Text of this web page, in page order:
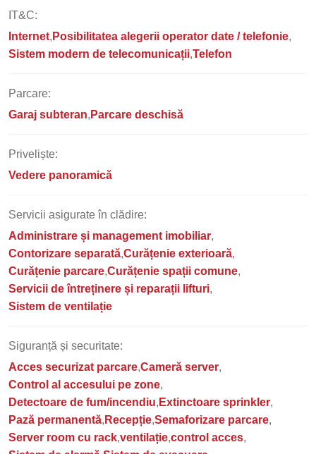
IT&C:
Internet Posibilitatea alegerii operator date / telefonie
Sistem modern de telecomunicații Telefon
Parcare:
Garaj subteran Parcare deschisă
Priveliște:
Vedere panoramică
Servicii asigurate în clădire:
Administrare și management imobiliar
Contorizare separată Curățenie exterioară
Curățenie parcare Curățenie spații comune
Servicii de întreținere și reparații lifturi
Sistem de ventilație
Siguranță și securitate:
Acces securizat parcare Cameră server
Control al accesului pe zone
Detectoare de fum/incendiu Extinctoare sprinkler
Pază permanentă Recepție Semaforizare parcare
Server room cu rack ventilație control acces